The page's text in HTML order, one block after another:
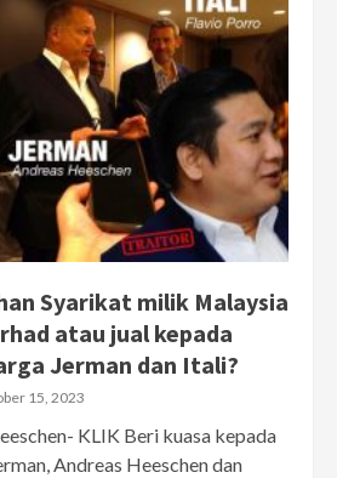
Syarikat milik Malaysia
atau jual kepada
Jerman dan Itali?
15, 2023
KLIK Beri kuasa kepada
Andreas Heeschen dan